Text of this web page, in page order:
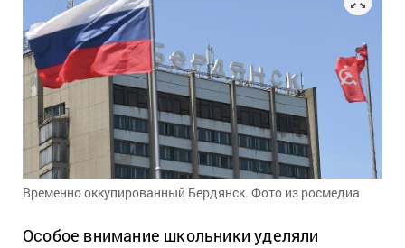
Временно оккупированный Бердянск. Фото из росмедиа
Особое внимание школьники уделяли